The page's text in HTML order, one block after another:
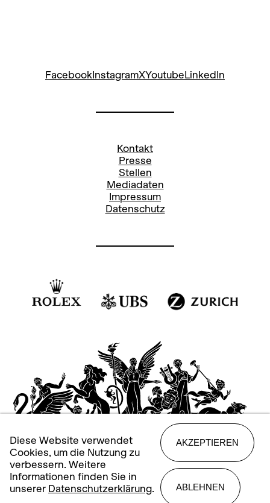
FacebookInstagramXYoutubeLinkedIn
Kontakt
Presse
Stellen
Mediadaten
Impressum
Datenschutz
Diese Website verwendet
Cookies, um die Nutzung zu
verbessern. Weitere
Informationen finden Sie in
unserer Datenschutzerklärung.
AKZEPTIEREN
ABLEHNEN